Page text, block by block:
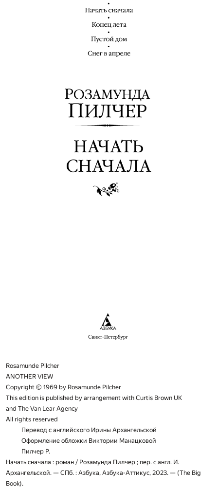
Rosamunde Pilcher
ANOTHER VIEW
Copyright © 1969 by Rosamunde Pilcher
This edition is published by arrangement with Curtis Brown UK
and The Van Lear Agency
All rights reserved
Перевод с английского Ирины Архангельской
Оформление обложки Виктории Манацковой
Пилчер Р.
Начать сначала : роман / Розамунда Пилчер ; пер. с англ. И.
Архангельской. — СПб. : Азбука, Азбука-Аттикус, 2023. — (The Big
Book).